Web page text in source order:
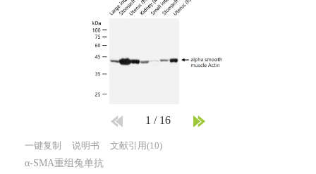
1 / 16
一键复制 说明书 文献引用(10)
α-SMA重组兔单抗